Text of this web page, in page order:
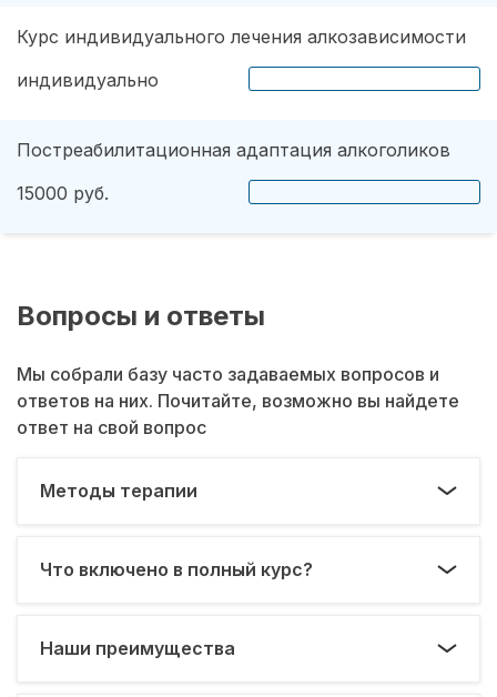
Курс индивидуального лечения алкозависимости
индивидуально
Постреабилитационная адаптация алкоголиков
15000 руб.
Вопросы и ответы
Мы собрали базу часто задаваемых вопросов и
ответов на них. Почитайте, возможно вы найдете
ответ на свой вопрос
Методы терапии
Что включено в полный курс?
Наши преимущества